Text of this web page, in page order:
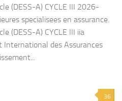
(DESS-A) CYCLE III 2026-
specialisees en assurance.
(DESS-A) CYCLE III iia
International des Assurances
36